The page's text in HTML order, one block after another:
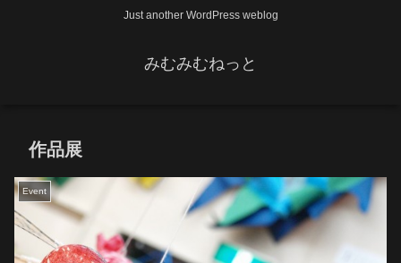
Just another WordPress weblog
みむみむねっと
作品展
Event